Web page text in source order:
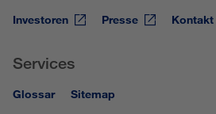
Investoren Presse Kontakt
Services
Glossar Sitemap